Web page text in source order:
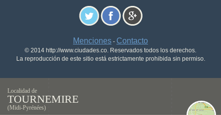
Menciones - Contacto
© 2014 http://www.ciudades.co. Reservados todos los derechos.
La reproducción de este sitio está estrictamente prohibida sin permiso.
Localidad de
TOURNEMIRE
(Midi-Pyrénées)